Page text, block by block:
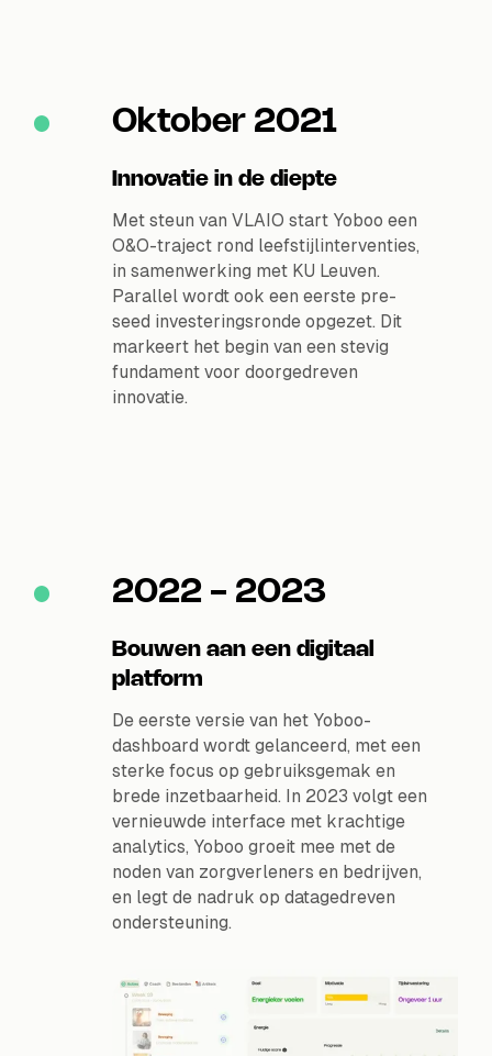
Oktober 2021
Innovatie in de diepte
Met steun van VLAIO start Yoboo een
O&O-traject rond leefstijlinterventies,
in samenwerking met KU Leuven.
Parallel wordt ook een eerste pre-
seed investeringsronde opgezet. Dit
markeert het begin van een stevig
fundament voor doorgedreven
innovatie.
2022 - 2023
Bouwen aan een digitaal
platform
De eerste versie van het Yoboo-
dashboard wordt gelanceerd, met een
sterke focus op gebruiksgemak en
brede inzetbaarheid. In 2023 volgt een
vernieuwde interface met krachtige
analytics, Yoboo groeit mee met de
noden van zorgverleners en bedrijven,
en legt de nadruk op datagedreven
ondersteuning.